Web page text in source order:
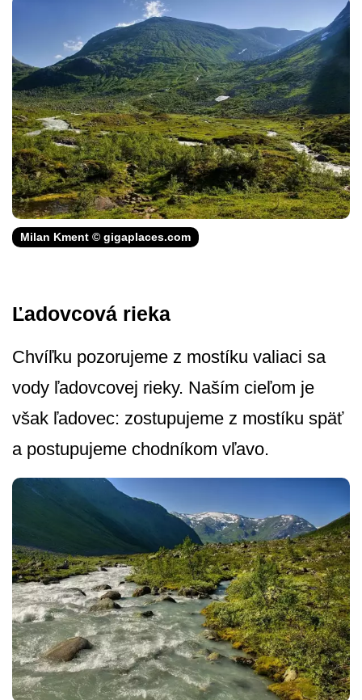
Milan Kment © gigaplaces.com
Ľadovcová rieka
Chvíľku pozorujeme z mostíku valiaci sa
vody ľadovcovej rieky. Naším cieľom je
však ľadovec: zostupujeme z mostíku späť
a postupujeme chodníkom vľavo.